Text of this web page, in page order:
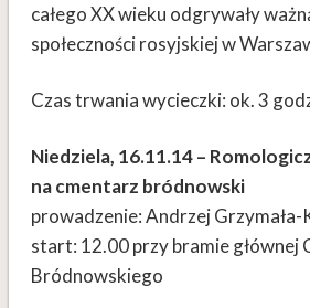
całego XX wieku odgrywały
społeczności rosyjskiej w
Czas trwania wycieczki: ok. 3
Niedziela, 16.11.14 –
na cmentarz bródnowski
prowadzenie: Andrzej Grzymała-
start: 12.00 przy bramie głównej
Bródnowskiego